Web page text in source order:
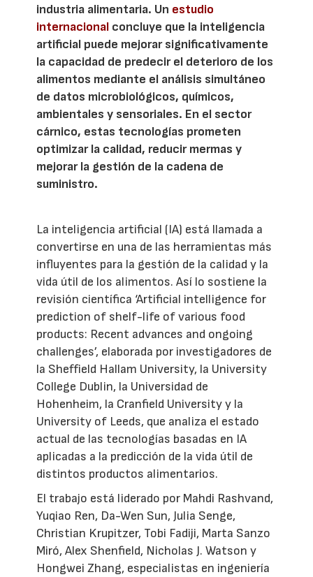
industria alimentaria. Un estudio
internacional concluye que la inteligencia
artificial puede mejorar significativamente
la capacidad de predecir el deterioro de los
alimentos mediante el análisis simultáneo
de datos microbiológicos, químicos,
ambientales y sensoriales. En el sector
cárnico, estas tecnologías prometen
optimizar la calidad, reducir mermas y
mejorar la gestión de la cadena de
suministro.
La inteligencia artificial (IA) está llamada a
convertirse en una de las herramientas más
influyentes para la gestión de la calidad y la
vida útil de los alimentos. Así lo sostiene la
revisión científica ‘Artificial intelligence for
prediction of shelf-life of various food
products: Recent advances and ongoing
challenges’, elaborada por investigadores de
la Sheffield Hallam University, la University
College Dublin, la Universidad de
Hohenheim, la Cranfield University y la
University of Leeds, que analiza el estado
actual de las tecnologías basadas en IA
aplicadas a la predicción de la vida útil de
distintos productos alimentarios.
El trabajo está liderado por Mahdi Rashvand,
Yuqiao Ren, Da-Wen Sun, Julia Senge,
Christian Krupitzer, Tobi Fadiji, Marta Sanzo
Miró, Alex Shenfield, Nicholas J. Watson y
Hongwei Zhang, especialistas en ingeniería